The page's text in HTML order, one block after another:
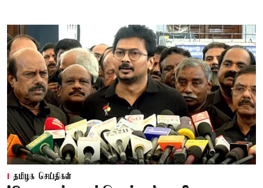
தமிழக செய்திகள்